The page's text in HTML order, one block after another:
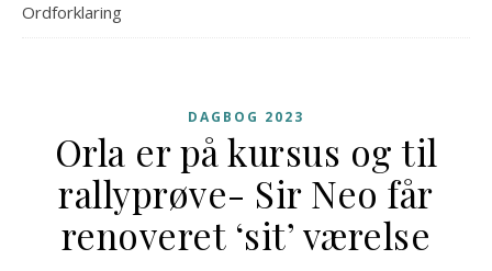
Ordforklaring
DAGBOG 2023
Orla er på kursus og til
rallyprøve- Sir Neo får
renoveret ‘sit’ værelse